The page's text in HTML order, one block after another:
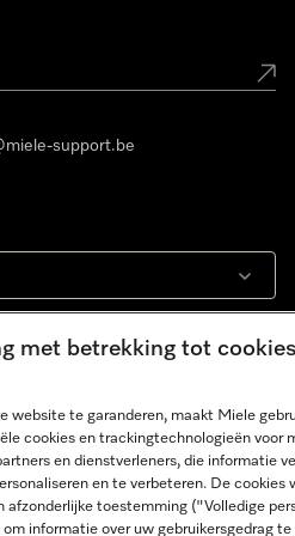
support.be
met betrekking tot
website te garanderen, maakt Miele
cookies en trackingtechnologieën voor
en dienstverleners, die informatie
en te verbeteren. De
afzonderlijke toestemming ("Volledige
informatie over uw gebruikersgedrag